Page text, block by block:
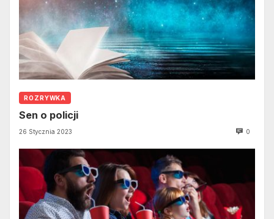
ROZRYWKA
Sen o policji
26 Stycznia 2023 0